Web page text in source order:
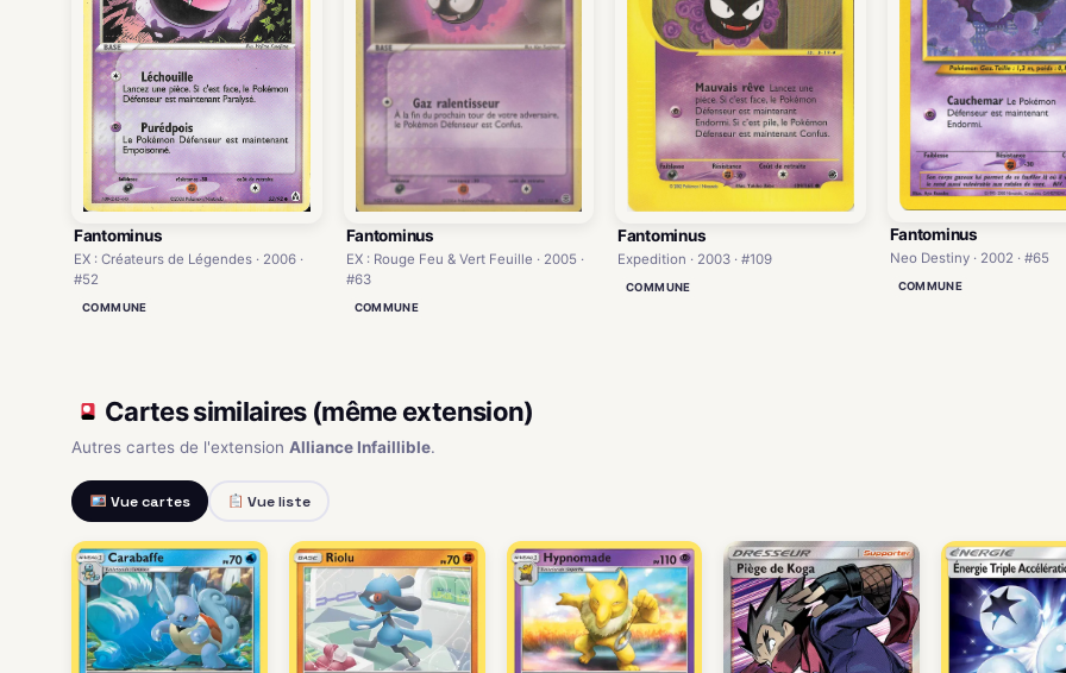
Fantominus
EX : Créateurs de Légendes · 2006 ·
#52
COMMUNE
Fantominus
EX : Rouge Feu & Vert Feuille · 2005 ·
#63
COMMUNE
Fantominus
Expedition · 2003 · #109
COMMUNE
Fantominus
Neo Destiny · 2002 · #65
COMMUNE
Cartes similaires (même extension)
Autres cartes de l'extension Alliance Infaillible.
Vue cartes Vue liste